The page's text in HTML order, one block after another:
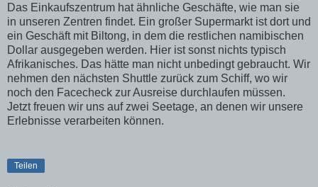
Das Einkaufszentrum hat ähnliche Geschäfte, wie man sie
in unseren Zentren findet. Ein großer Supermarkt ist dort und
ein Geschäft mit Biltong, in dem die restlichen namibischen
Dollar ausgegeben werden. Hier ist sonst nichts typisch
Afrikanisches. Das hätte man nicht unbedingt gebraucht. Wir
nehmen den nächsten Shuttle zurück zum Schiff, wo wir
noch den Facecheck zur Ausreise durchlaufen müssen.
Jetzt freuen wir uns auf zwei Seetage, an denen wir unsere
Erlebnisse verarbeiten können.
Teilen